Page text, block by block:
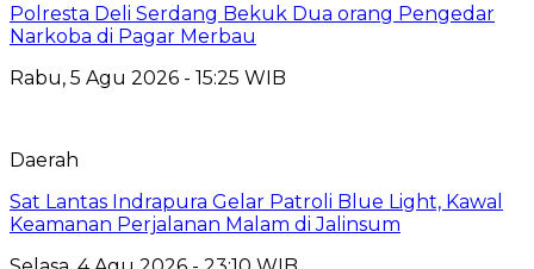
Polresta Deli Serdang Bekuk Dua orang Pengedar
Narkoba di Pagar Merbau
Rabu, 5 Agu 2026 - 15:25 WIB
Daerah
Sat Lantas Indrapura Gelar Patroli Blue Light, Kawal
Keamanan Perjalanan Malam di Jalinsum